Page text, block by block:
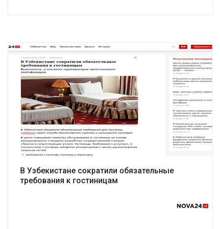
Подробнее
В Узбекистане сократили обязательные
требования к гостиницам